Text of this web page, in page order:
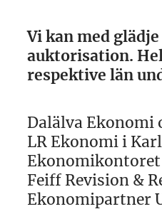
Vi kan med
auktorisation.
respektive län
Dalälva Ekonomi
LR Ekonomi i
Feiff Revision &
Ekonomipartner